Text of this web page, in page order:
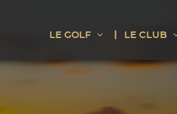
LE GOLF LE CLUB